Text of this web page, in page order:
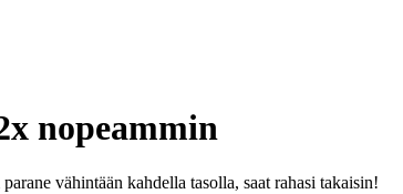
nopeammin
vähintään kahdella tasolla, saat rahasi takaisin!